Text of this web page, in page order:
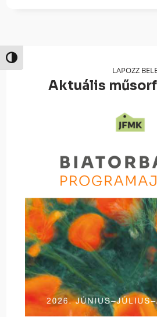
Nagy kontraszt váltása
LAPOZZ
Aktuális